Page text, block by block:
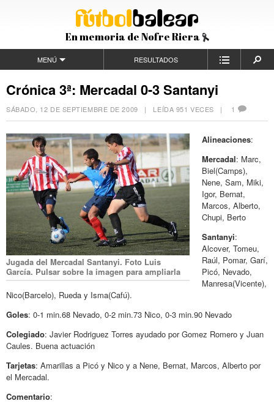
En memoria de Nofre Riera
MENÚ RESULTADOS
Crónica 3ª: Mercadal 0-3 Santanyi
SÁBADO, 12 DE SEPTIEMBRE DE 2009 | LEÍDA 951 VECES | 1
Jugada del Mercadal Santanyi. Foto Luis
García. Pulsar sobre la imagen para ampliarla
Alineaciones:
Mercadal: Marc,
Biel(Camps),
Nene, Sam, Miki,
Igor, Bernat,
Marcos, Alberto,
Chupi, Berto
Santanyi:
Alcover, Tomeu,
Raúl, Pomar, Garí,
Picó, Nevado,
Manresa(Vicente),
Nico(Barcelo), Rueda y Isma(Cafú).
Goles: 0-1 min.68 Nevado, 0-2 min.73 Nico, 0-3 min.90 Nevado
Colegiado: Javier Rodriguez Torres ayudado por Gomez Romero y Juan
Caules. Buena actuación
Tarjetas: Amarillas a Picó y Nico y a Nene, Bernat, Marcos, Alberto por
el Mercadal.
Comentario: